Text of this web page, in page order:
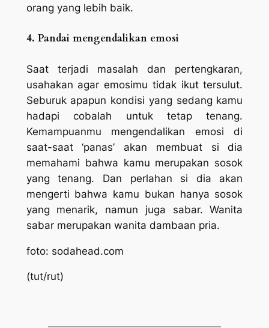
orang yang lebih baik.
4. Pandai mengendalikan emosi
Saat terjadi masalah dan pertengkaran,
usahakan agar emosimu tidak ikut tersulut.
Seburuk apapun kondisi yang sedang kamu
hadapi cobalah untuk tetap tenang.
Kemampuanmu mengendalikan emosi di
saat-saat ‘panas’ akan membuat si dia
memahami bahwa kamu merupakan sosok
yang tenang. Dan perlahan si dia akan
mengerti bahwa kamu bukan hanya sosok
yang menarik, namun juga sabar. Wanita
sabar merupakan wanita dambaan pria.
foto: sodahead.com
(tut/rut)